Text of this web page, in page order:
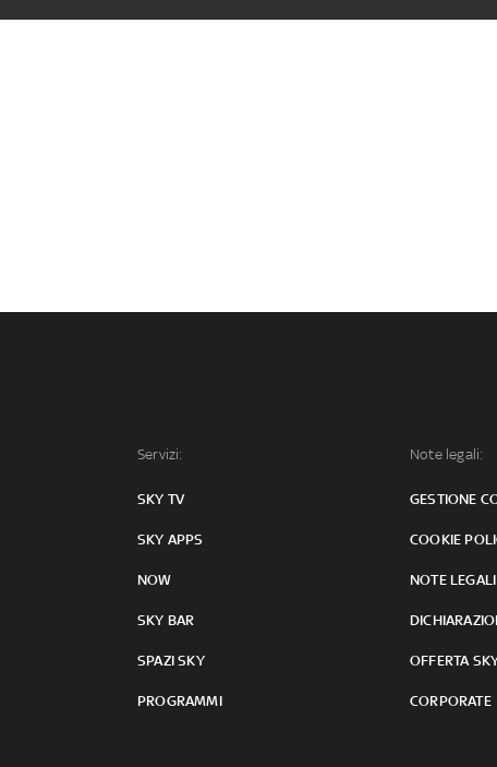
Servizi:
SKY TV
SKY APPS
NOW
SKY BAR
SPAZI SKY
PROGRAMMI
Note legali:
GESTIONE
COOKIE
NOTE LEGALI
OFFERTA
CORPORATE